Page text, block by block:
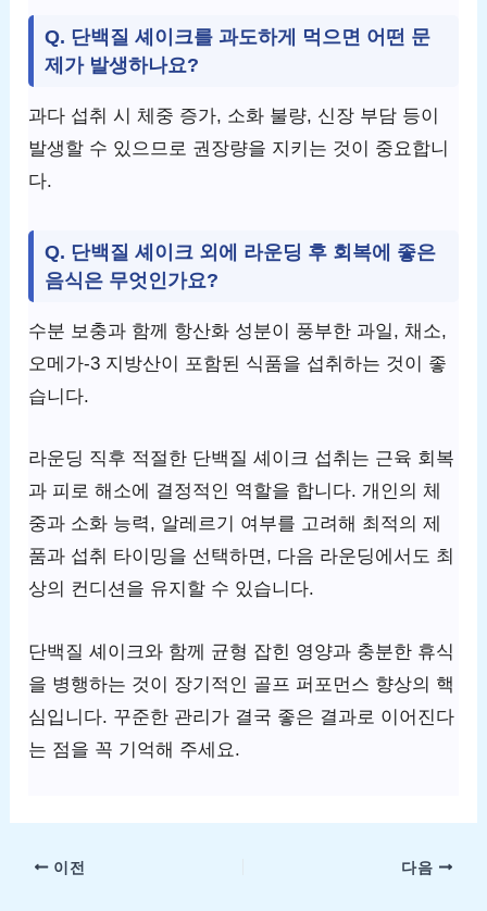
Q. 단백질 셰이크를 과도하게 먹으면 어떤 문
제가 발생하나요?
과다 섭취 시 체중 증가, 소화 불량, 신장 부담 등이
발생할 수 있으므로 권장량을 지키는 것이 중요합니
다.
Q. 단백질 셰이크 외에 라운딩 후 회복에 좋은
음식은 무엇인가요?
수분 보충과 함께 항산화 성분이 풍부한 과일, 채소,
오메가-3 지방산이 포함된 식품을 섭취하는 것이 좋
습니다.
라운딩 직후 적절한 단백질 셰이크 섭취는 근육 회복
과 피로 해소에 결정적인 역할을 합니다. 개인의 체
중과 소화 능력, 알레르기 여부를 고려해 최적의 제
품과 섭취 타이밍을 선택하면, 다음 라운딩에서도 최
상의 컨디션을 유지할 수 있습니다.
단백질 셰이크와 함께 균형 잡힌 영양과 충분한 휴식
을 병행하는 것이 장기적인 골프 퍼포먼스 향상의 핵
심입니다. 꾸준한 관리가 결국 좋은 결과로 이어진다
는 점을 꼭 기억해 주세요.
이전 다음